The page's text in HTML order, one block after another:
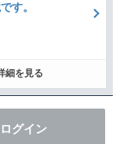
す。
細を見る
ログイン